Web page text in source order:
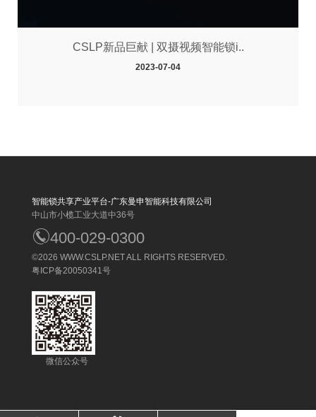
CSLP新品巨献 | 双摄视频智能锁i..
2023-07-04
智能锁共享产业平台-广东曼申智能科技有限公司
中山市小榄工业大道中36号
400-029-0300
©2026 WWW.CSLP.NETALL RIGHTS RESERVED.
粤ICP备20050341号
微信公众号